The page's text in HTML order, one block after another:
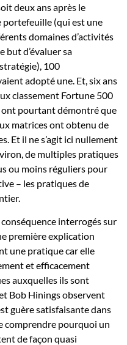
deux ans après le
portefeuille (qui est une
domaines d’activités
but d’évaluer sa
100
adopté une. Et, six ans
classement Fortune 500
pourtant démontré que
matrices ont obtenu de
Et il ne s’agit ici nullement
de multiples pratiques
ou moins réguliers pour
– les pratiques de
interrogés sur
première explication
une pratique car elle
et efficacement
auxquelles ils sont
Bob Hinings observent
guère satisfaisante dans
comprendre pourquoi un
de façon quasi